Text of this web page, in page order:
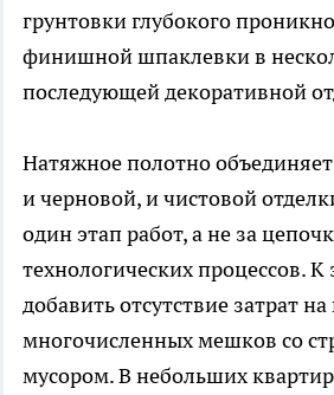
грунтовки глубокого
финишной шпаклевки в
последующей декоративной
Натяжное полотно
и черновой, и чистовой
один этап работ, а не за
технологических процессов. К
добавить отсутствие затрат
многочисленных мешков со
мусором. В небольших